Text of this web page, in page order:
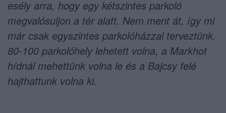
esély arra, hogy egy kétszintes parkoló
megvalósuljon a tér alatt. Nem ment át, így mi
már csak egyszintes parkolóházzal terveztünk.
80-100 parkolóhely lehetett volna, a Markhot
hídnál mehettünk volna le és a Bajcsy felé
hajthattunk volna ki.